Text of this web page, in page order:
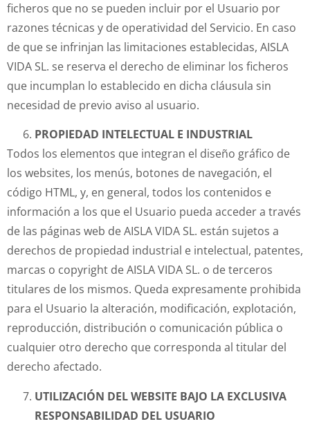
ficheros que no se pueden incluir por el Usuario por
razones técnicas y de operatividad del Servicio. En caso
de que se infrinjan las limitaciones establecidas, AISLA
VIDA SL. se reserva el derecho de eliminar los ficheros
que incumplan lo establecido en dicha cláusula sin
necesidad de previo aviso al usuario.
PROPIEDAD INTELECTUAL E INDUSTRIAL
Todos los elementos que integran el diseño gráfico de
los websites, los menús, botones de navegación, el
código HTML, y, en general, todos los contenidos e
información a los que el Usuario pueda acceder a través
de las páginas web de AISLA VIDA SL. están sujetos a
derechos de propiedad industrial e intelectual, patentes,
marcas o copyright de AISLA VIDA SL. o de terceros
titulares de los mismos. Queda expresamente prohibida
para el Usuario la alteración, modificación, explotación,
reproducción, distribución o comunicación pública o
cualquier otro derecho que corresponda al titular del
derecho afectado.
UTILIZACIÓN DEL WEBSITE BAJO LA EXCLUSIVA
RESPONSABILIDAD DEL USUARIO